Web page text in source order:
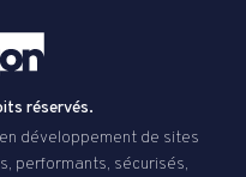
réservés.
développement de sites
performants, sécurisés,